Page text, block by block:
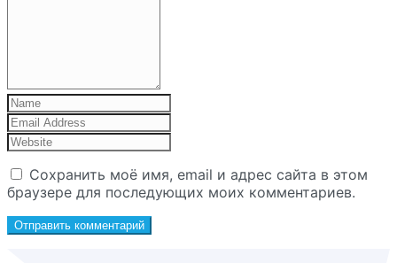
Сохранить моё имя, email и адрес сайта в этом
браузере для последующих моих комментариев.